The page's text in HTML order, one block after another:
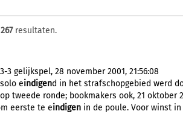
267resultaten.
3 gelijkspel, 28 november 2001, 21:56:08
eindigend in het strafschopgebied werd
tweede ronde; bookmakers ook, 21 oktober
eerste te eindigen in de poule. Voor winst in